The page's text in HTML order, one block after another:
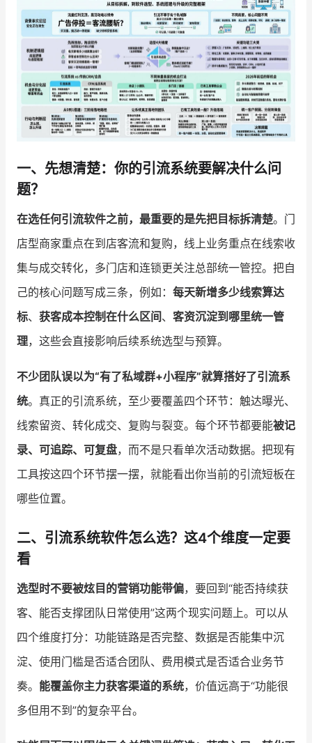
增长俱乐部
增长俱乐部 有赞商盟
商家社区 社群交流
合作共进
认证服务商 设计服务商
一、先想清楚：你的引流系统要解决什么问
题？
在选任何引流软件之前，最重要的是先把目标拆清楚。门
店型商家重点在到店客流和复购，线上业务重点在线索收
集与成交转化，多门店和连锁更关注总部统一管控。把自
己的核心问题写成三条，例如： 每天新增多少线索算达
标、 获客成本控制在什么区间、 客资沉淀到哪里统一管
理，这些会直接影响后续系统选型与预算。
不少团队误以为“有了私域群+小程序”就算搭好了引流系
统。真正的引流系统，至少要覆盖四个环节：触达曝光、
线索留资、转化成交、复购与裂变。每个环节都要能被记
录、可追踪、可复盘，而不是只看单次活动数据。把现有
工具按这四个环节摆一摆，就能看出你当前的引流短板在
哪些位置。
二、引流系统软件怎么选？这4个维度一定要
看
选型时不要被炫目的营销功能带偏，要回到“能否持续获
客、能否支撑团队日常使用”这两个现实问题上。可以从
四个维度打分：功能链路是否完整、数据是否能集中沉
淀、使用门槛是否适合团队、费用模式是否适合业务节
奏。 能覆盖你主力获客渠道的系统，价值远高于“功能很
多但用不到”的复杂平台。